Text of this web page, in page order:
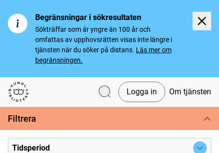
Begränsningar i sökresultaten
Sökträffar som är yngre än 100 år och
omfattas av upphovsrätten visas inte längre i
tjänsten när du söker på distans. Läs mer om
begränsningen.
Svenska tidningar
Logga in Om tjänsten
Filtrera
Tidsperiod